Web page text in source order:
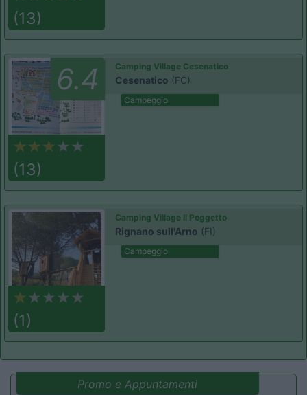
(13)
6.4
(13)
Camping Village Cesenatico
Cesenatico (FC)
Campeggio
(1)
Camping Village Il Poggetto
Rignano sull'Arno (FI)
Campeggio
Promo e Appuntamenti